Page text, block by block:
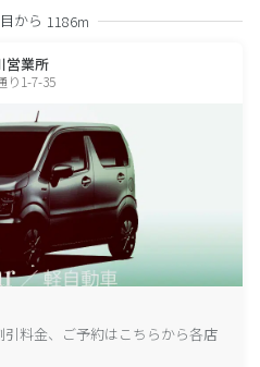
から 1186m
営業所
り1-7-35
料金、ご予約はこちらから各店